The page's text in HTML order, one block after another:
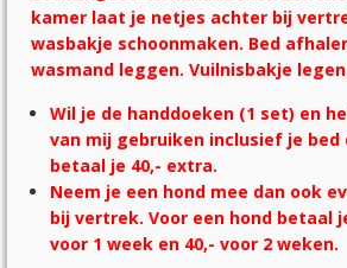
kamer laat je netjes achter bij
wasbakje schoonmaken. Bed
wasmand leggen. Vuilnisbakje
Wil je de handdoeken (1 set) en
van mij gebruiken inclusief je bed
betaal je 40,- extra.
Neem je een hond mee dan ook
bij vertrek. Voor een hond betaal
voor 1 week en 40,- voor 2 weken.